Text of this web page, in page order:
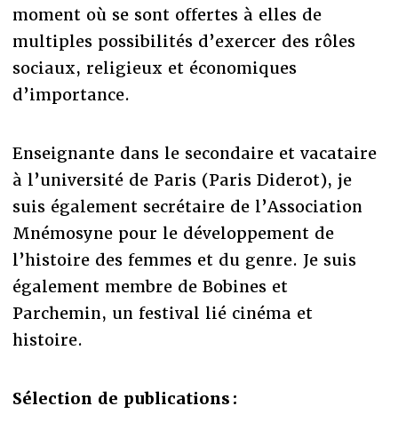
moment où se sont offertes à elles de
multiples possibilités d’exercer des rôles
sociaux, religieux et économiques
d’importance.
Enseignante dans le secondaire et vacataire
à l’université de Paris (Paris Diderot), je
suis également secrétaire de l’Association
Mnémosyne pour le développement de
l’histoire des femmes et du genre. Je suis
également membre de Bobines et
Parchemin, un festival lié cinéma et
histoire.
Sélection de publications :